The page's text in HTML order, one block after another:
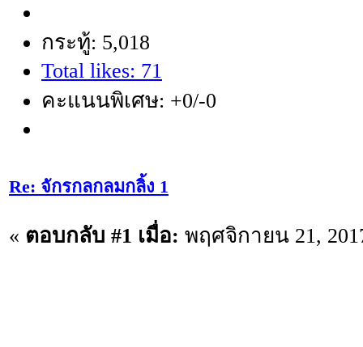
กระทู้: 5,018
Total likes: 71
คะแนนพิเศษ: +0/-0
Re: จักรกลกลมกลิ้ง 1
« ตอบกลับ #1 เมื่อ: พฤศจิกายน 21,